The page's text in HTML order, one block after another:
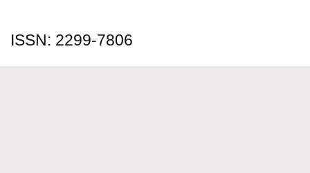
ISSN: 2299-7806